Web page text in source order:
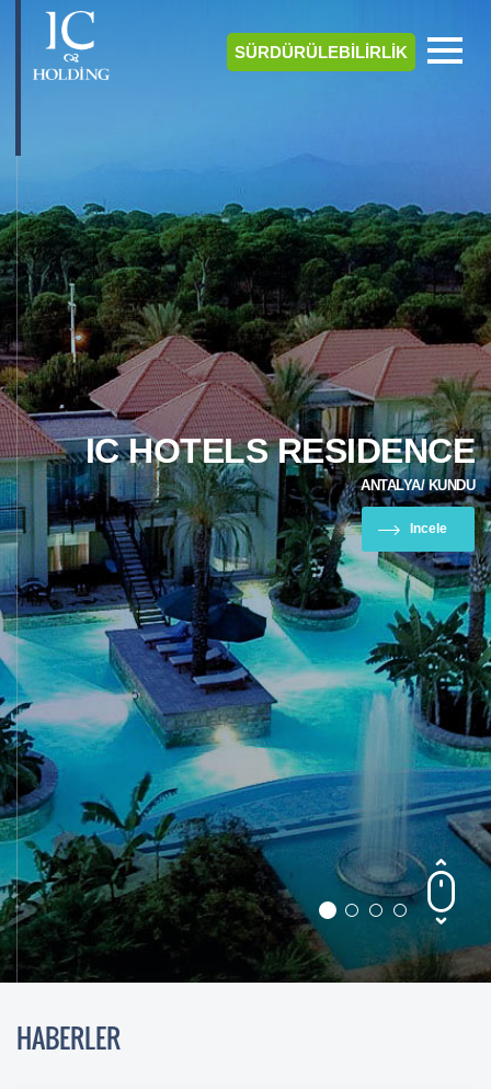
SÜRDÜRÜLEBİLİRLİK
IC HOTELS RESIDENCE
ANTALYA/ KUNDU
Incele
HABERLER